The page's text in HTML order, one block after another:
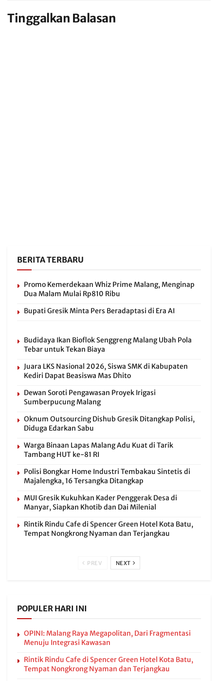
Tinggalkan Balasan
BERITA TERBARU
Promo Kemerdekaan Whiz Prime Malang, Menginap
Dua Malam Mulai Rp810 Ribu
Bupati Gresik Minta Pers Beradaptasi di Era AI
Budidaya Ikan Bioflok Senggreng Malang Ubah Pola
Tebar untuk Tekan Biaya
Juara LKS Nasional 2026, Siswa SMK di Kabupaten
Kediri Dapat Beasiswa Mas Dhito
Dewan Soroti Pengawasan Proyek Irigasi
Sumberpucung Malang
Oknum Outsourcing Dishub Gresik Ditangkap Polisi,
Diduga Edarkan Sabu
Warga Binaan Lapas Malang Adu Kuat di Tarik
Tambang HUT ke-81 RI
Polisi Bongkar Home Industri Tembakau Sintetis di
Majalengka, 16 Tersangka Ditangkap
MUI Gresik Kukuhkan Kader Penggerak Desa di
Manyar, Siapkan Khotib dan Dai Milenial
Rintik Rindu Cafe di Spencer Green Hotel Kota Batu,
Tempat Nongkrong Nyaman dan Terjangkau
PREV NEXT
POPULER HARI INI
OPINI: Malang Raya Megapolitan, Dari Fragmentasi
Menuju Integrasi Kawasan
Rintik Rindu Cafe di Spencer Green Hotel Kota Batu,
Tempat Nongkrong Nyaman dan Terjangkau